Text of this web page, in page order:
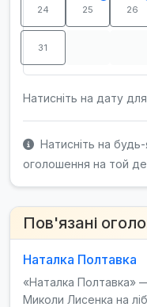
24 25 26
31
Натисніть на дату
Натисніть на
оголошення на той
Пов'язані
Наталка Полтавка
«Наталка Полтавка»
Миколи Лисенка на